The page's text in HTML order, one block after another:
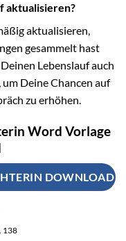
aktualisieren?
aktualisieren,
gesammelt hast
Lebenslauf auch
Deine Chancen auf
zu erhöhen.
Word Vorlage
DOWNLOAD
138